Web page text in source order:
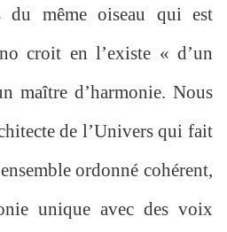
du même oiseau qui est
croit en l’existe « d’un
maître d’harmonie. Nous
de l’Univers qui fait
ordonné cohérent,
unique avec des voix